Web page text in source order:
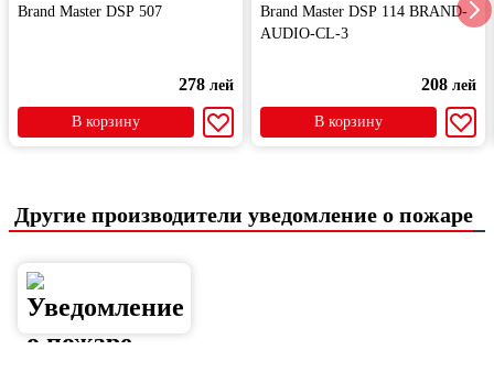
Brand Master DSP 507
278 лей
В корзину
Brand Master DSP 114 BRAND-
AUDIO-CL-3
208 лей
В корзину
Другие производители уведомление о пожаре